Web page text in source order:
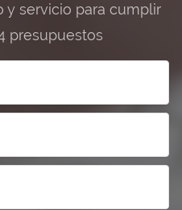
y servicio para cumplir
presupuestos